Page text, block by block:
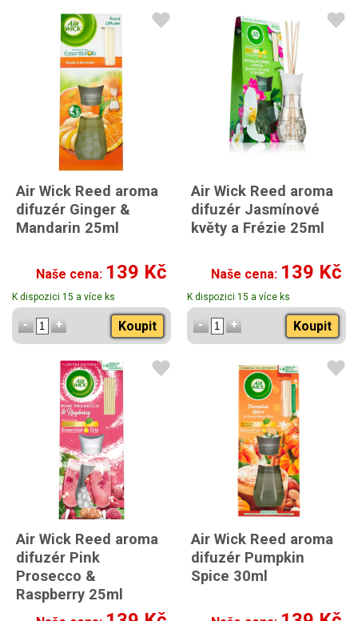
Air Wick Reed aroma
difuzér Ginger &
Mandarin 25ml
Naše cena: 139 Kč
K dispozici 15 a více ks
Koupit
Air Wick Reed aroma
difuzér Jasmínové
květy a Frézie 25ml
Naše cena: 139 Kč
K dispozici 15 a více ks
Koupit
Air Wick Reed aroma
difuzér Pink
Prosecco &
Raspberry 25ml
Air Wick Reed aroma
difuzér Pumpkin
Spice 30ml